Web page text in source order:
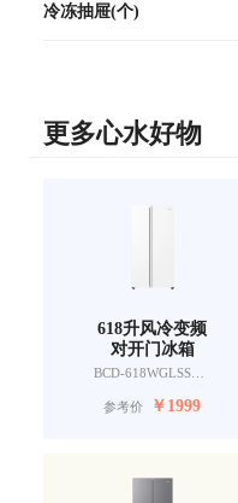
冷冻抽屉(个)
更多心水好物
618升风冷变频
对开门冰箱
BCD-618WGLSSEDW9
参考价 ￥1999